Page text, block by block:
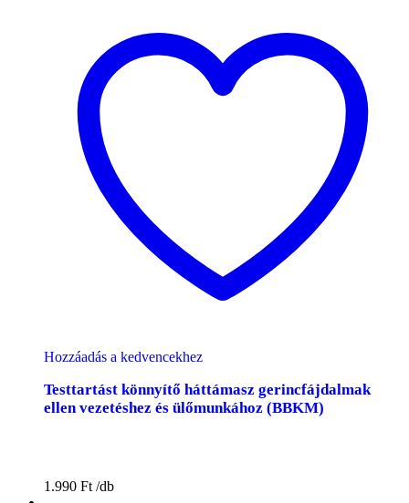
Hozzáadás a kedvencekhez
Testtartást könnyítő háttámasz gerincfájdalmak
ellen vezetéshez és ülőmunkához (BBKM)
1.990 Ft